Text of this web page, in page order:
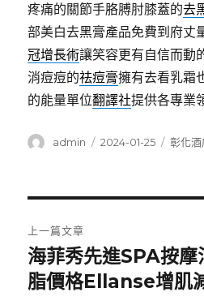
疼痛的關節手胳膊肘膝蓋的去
部美白去黑膏產品免費到府丈
冠增長術讓笑容更有自信而動
消痘痘的祛痘膏擁有去看乳霜
的能量單位翻譯社提供各專業
作
admin
發
2024-01-25
分
彰化酒
章
導
上一篇文章
上
一
海菲秀先進SPA按摩
脂價格Ellanse增肌